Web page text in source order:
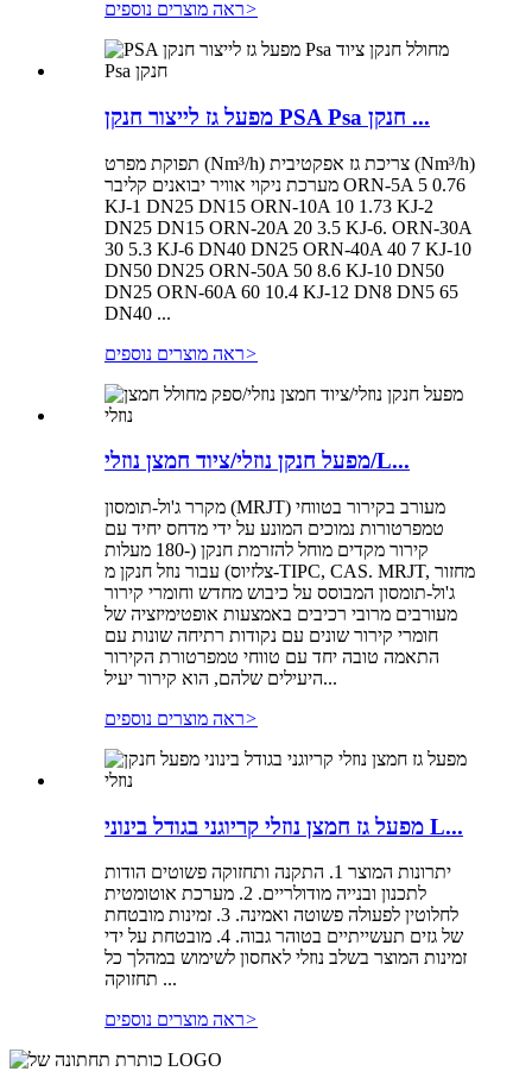
ראה מוצרים נוספים>
מפעל גז לייצור חנקן PSA Psa חנקן ...
תפוקת מפרט (Nm³/h) צריכת גז אפקטיבית (Nm³/h)
מערכת ניקוי אוויר יבואנים קליבר ORN-5A 5 0.76
KJ-1 DN25 DN15 ORN-10A 10 1.73 KJ-2
DN25 DN15 ORN-20A 20 3.5 KJ-6. ORN-30A
30 5.3 KJ-6 DN40 DN25 ORN-40A 40 7 KJ-10
DN50 DN25 ORN-50A 50 8.6 KJ-10 DN50
DN25 ORN-60A 60 10.4 KJ-12 DN8 DN5 65
DN40 ...
ראה מוצרים נוספים>
מפעל חנקן נוזלי/ציוד חמצן נוזלי/L...
מקרר ג'ול-תומסון (MRJT) מעורב בקירור בטווחי
טמפרטורות נמוכים המונע על ידי מדחס יחיד עם
קירור מקדים מוחל להזרמת חנקן (-180 מעלות
צלזיוס) עבור נוזל חנקן מ-TIPC, CAS. MRJT, מחזור
ג'ול-תומסון המבוסס על כיבוש מחדש וחומרי קירור
מעורבים מרובי רכיבים באמצעות אופטימיזציה של
חומרי קירור שונים עם נקודות רתיחה שונות עם
התאמה טובה יחד עם טווחי טמפרטורת הקירור
היעילים שלהם, הוא קירור יעיל...
ראה מוצרים נוספים>
מפעל גז חמצן נוזלי קריוגני בגודל בינוני L...
יתרונות המוצר 1. התקנה ותחזוקה פשוטים הודות
לתכנון ובנייה מודולריים. 2. מערכת אוטומטית
לחלוטין לפעולה פשוטה ואמינה. 3. זמינות מובטחת
של גזים תעשייתיים בטוהר גבוה. 4. מובטחת על ידי
זמינות המוצר בשלב נוזלי לאחסון לשימוש במהלך כל
תחזוקה ...
ראה מוצרים נוספים>